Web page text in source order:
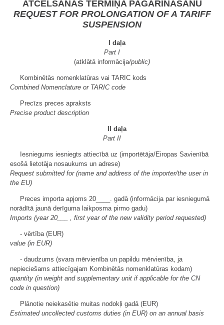
ATCELŠANAS TERMIŅA PAGARINĀŠANU
REQUEST FOR PROLONGATION OF A TARIFF
SUSPENSION
I daļa
Part I
(atklātā informācija/public)
Kombinētās nomenklatūras vai TARIC kods
Combined Nomenclature or TARIC code
Precīzs preces apraksts
Precise product description
II daļa
Part II
Iesniegums iesniegts attiecībā uz (importētāja/Eiropas Savienībā
esošā lietotāja nosaukums un adrese)
Request submitted for (name and address of the importer/the user in
the EU)
Preces importa apjoms 20____. gadā (informācija par iesniegumā
norādītā jaunā derīguma laikposma pirmo gadu)
Imports (year 20___ , first year of the new validity period requested)
- vērtība (EUR)
value (in EUR)
- daudzums (svara mērvienība un papildu mērvienība, ja
nepieciešams attiecīgajam Kombinētās nomenklatūras kodam)
quantity (in weight and supplementary unit if applicable for the CN
code in question)
Plānotie neiekasētie muitas nodokļi gadā (EUR)
Estimated uncollected customs duties (in EUR) on an annual basis